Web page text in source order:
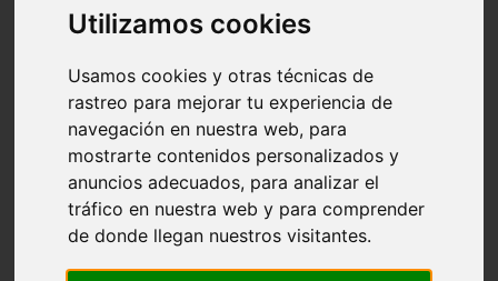
Utilizamos cookies
Usamos cookies y otras técnicas de
rastreo para mejorar tu experiencia de
navegación en nuestra web, para
mostrarte contenidos personalizados y
anuncios adecuados, para analizar el
tráfico en nuestra web y para comprender
de donde llegan nuestros visitantes.
protagonistas
reptiles
adopci n
higiene
snacks
acuario
comercios
estanques
viajar
cr a